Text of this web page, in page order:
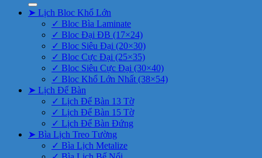
➤ Lịch Bloc Khổ Lớn
✓ Bloc Bìa Laminate
✓ Bloc Đại ĐB (17×24)
✓ Bloc Siêu Đại (20×30)
✓ Bloc Cực Đại (25×35)
✓ Bloc Siêu Cực Đại (30×40)
✓ Bloc Khổ Lớn Nhất (38×54)
➤ Lịch Để Bàn
✓ Lịch Để Bàn 13 Tờ
✓ Lịch Để Bàn 15 Tờ
✓ Lịch Để Bàn Đứng
➤ Bìa Lịch Treo Tường
✓ Bìa Lịch Metalize